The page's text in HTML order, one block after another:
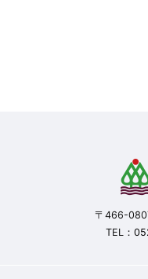
〒466-
TEL：